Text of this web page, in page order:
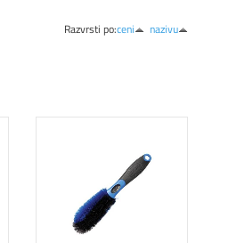
Razvrsti po:ceni nazivu